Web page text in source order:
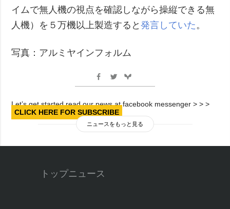
イムで無人機の視点を確認しながら操縦できる無
人機）を５万機以上製造すると発言していた 。
写真：アルミヤインフォルム
Let’s get started read our news at facebook messenger > > >
CLICK HERE FOR SUBSCRIBE
ニュースをもっと見る
トップニュース